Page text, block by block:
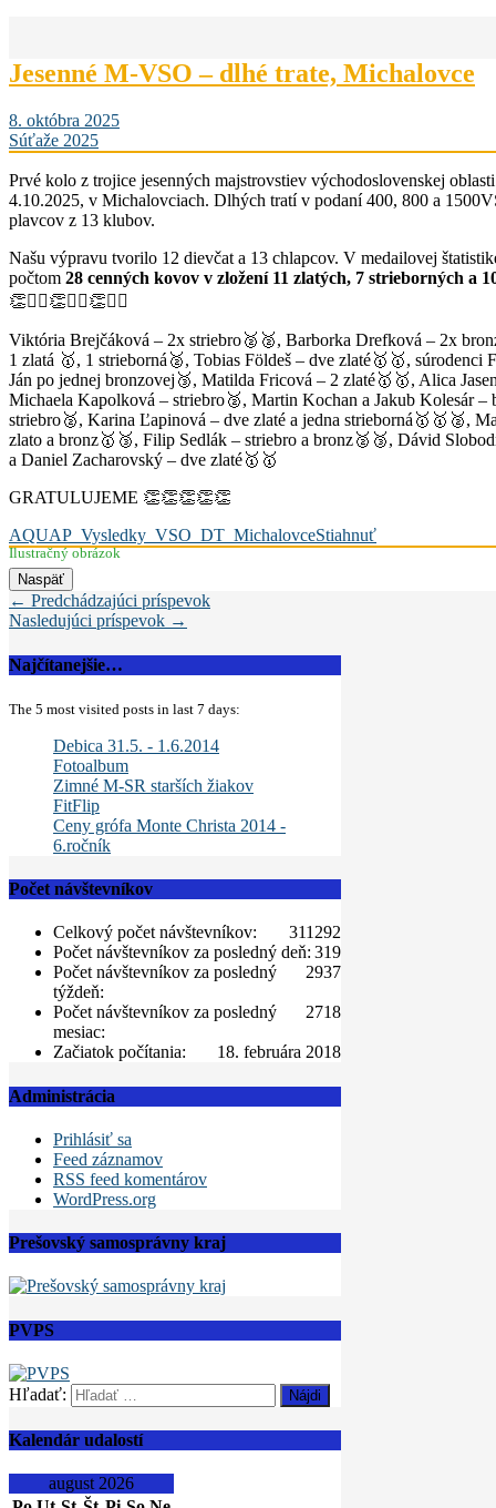
Jesenné M-VSO – dlhé trate, Michalovce
8. októbra 2025
Súťaže 2025
Prvé kolo z trojice jesenných majstrovstiev východoslovenskej
4.10.2025, v Michalovciach. Dlhých tratí v podaní 400, 800 a
plavcov z 13 klubov.
Našu výpravu tvorilo 12 dievčat a 13 chlapcov. V medailovej
počtom 28 cenných kovov v zložení 11 zlatých, 7 strieborných a
👏🏊‍♀️👏🏊‍♀️👏🏊‍♀️
Viktória Brejčáková – 2x striebro🥈🥈, Barborka Drefková – 2x
1 zlatá 🥇, 1 strieborná🥈, Tobias Földeš – dve zlaté🥇🥇, súrodenci
Ján po jednej bronzovej🥉, Matilda Fricová – 2 zlaté🥇🥇, Alica
Michaela Kapolková – striebro🥈, Martin Kochan a Jakub Kolesár –
striebro🥈, Karina Ľapinová – dve zlaté a jedna strieborná🥇🥇🥈,
zlato a bronz🥇🥉, Filip Sedlák – striebro a bronz🥈🥉, Dávid
a Daniel Zacharovský – dve zlaté🥇🥇
GRATULUJEME 👏👏👏👏👏
AQUAP_Vysledky_VSO_DT_MichalovceStiahnuť
Ilustračný obrázok
← Predchádzajúci príspevok
Nasledujúci príspevok →
Najčítanejšie…
The 5 most visited posts in last 7 days:
Debica 31.5. - 1.6.2014
Fotoalbum
Zimné M-SR starších žiakov
FitFlip
Ceny grófa Monte Christa 2014 -
6.ročník
Počet návštevníkov
311292
Celkový počet návštevníkov:
319
Počet návštevníkov za posledný deň:
2937
Počet návštevníkov za posledný
týždeň:
2718
Počet návštevníkov za posledný
mesiac:
18. februára 2018
Začiatok počítania:
Administrácia
Prihlásiť sa
Feed záznamov
RSS feed komentárov
WordPress.org
Prešovský samosprávny kraj
PVPS
Hľadať:
Kalendár udalostí
august 2026